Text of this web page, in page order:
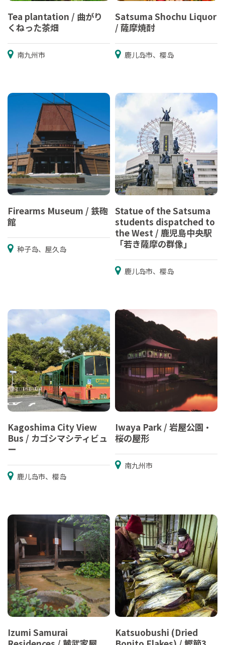
Tea plantation / 曲がり
くねった茶畑
南九州市
Satsuma Shochu Liquor
/ 薩摩焼酎
鹿儿岛市、樱岛
Firearms Museum / 鉄砲
館
种子岛、屋久岛
Statue of the Satsuma
students dispatched to
the West / 鹿児島中央駅
「若き薩摩の群像」
鹿儿岛市、樱岛
Kagoshima City View
Bus / カゴシマシティビュ
ー
鹿儿岛市、樱岛
Iwaya Park / 岩屋公園・
桜の屋形
南九州市
Izumi Samurai
Katsuobushi (Dried